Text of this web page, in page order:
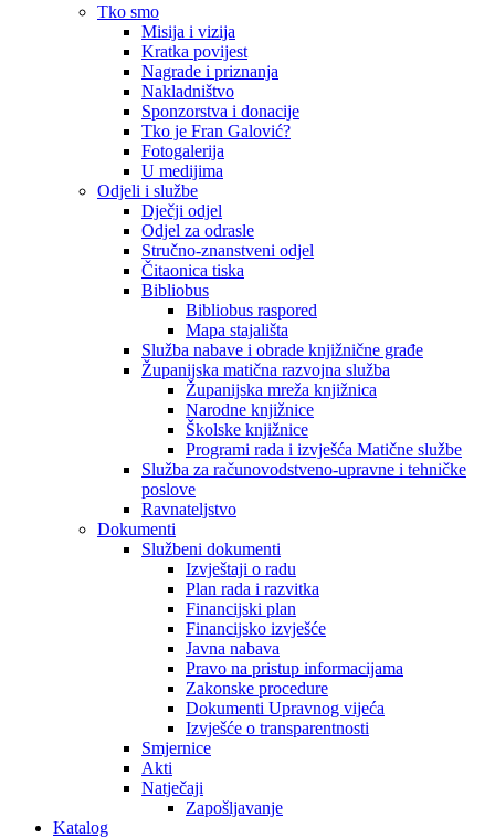
Tko smo
Misija i vizija
Kratka povijest
Nagrade i priznanja
Nakladništvo
Sponzorstva i donacije
Tko je Fran Galović?
Fotogalerija
U medijima
Odjeli i službe
Dječji odjel
Odjel za odrasle
Stručno-znanstveni odjel
Čitaonica tiska
Bibliobus
Bibliobus raspored
Mapa stajališta
Služba nabave i obrade knjižnične građe
Županijska matična razvojna služba
Županijska mreža knjižnica
Narodne knjižnice
Školske knjižnice
Programi rada i izvješća Matične službe
Služba za računovodstveno-upravne i tehničke
poslove
Ravnateljstvo
Dokumenti
Službeni dokumenti
Izvještaji o radu
Plan rada i razvitka
Financijski plan
Financijsko izvješće
Javna nabava
Pravo na pristup informacijama
Zakonske procedure
Dokumenti Upravnog vijeća
Izvješće o transparentnosti
Smjernice
Akti
Natječaji
Zapošljavanje
Katalog